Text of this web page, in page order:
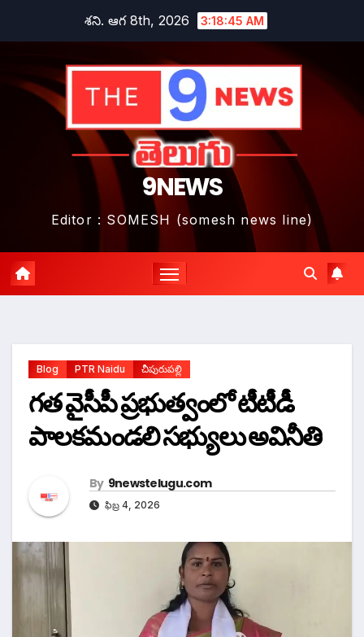
శని. ఆగ 8th, 2026 3:18:46 AM
9NEWS
Editor : SOMESH (somesh news line)
Blog PTR Naidu చీపురుపల్లి
గత వైసీపీ ప్రభుత్వంలో టీటీడీ
పాలకమండలి సభ్యులు అవినీతి
By 9newstelugu.com
ఫిబ్ర 4, 2026